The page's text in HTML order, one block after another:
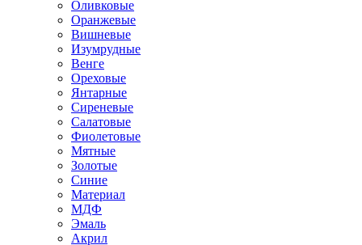
Оливковые
Оранжевые
Вишневые
Изумрудные
Венге
Ореховые
Янтарные
Сиреневые
Салатовые
Фиолетовые
Мятные
Золотые
Синие
Материал
МДФ
Эмаль
Акрил